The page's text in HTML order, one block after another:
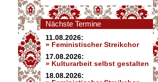
Nächste Termine
11.08.2026:
» Feministischer Streikchor
17.08.2026:
» Kulturarbeit selbst gestalten
18.08.2026: